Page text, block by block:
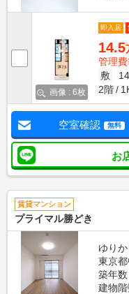
画像 : 6枚
即入居
14.5
管理
敷
2階
空室確認 無料
お
賃貸マンション
プライマル勝どき
ゆり
東京
築年数
建物階